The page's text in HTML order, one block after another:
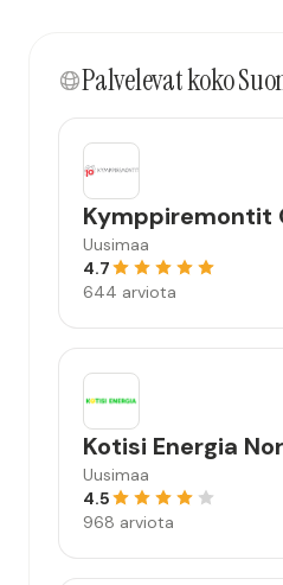
Palvelevat koko
Kymppiremontit
Uusimaa
4.7
644 arviota
Kotisi Energia
Uusimaa
4.5
968 arviota